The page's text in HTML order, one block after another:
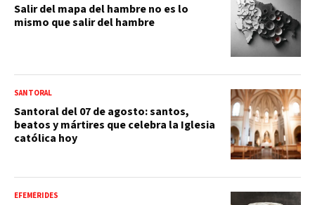
Salir del mapa del hambre no es lo
mismo que salir del hambre
SANTORAL
Santoral del 07 de agosto: santos,
beatos y mártires que celebra la Iglesia
católica hoy
EFEMÉRIDES